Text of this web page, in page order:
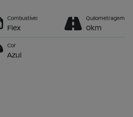
Combustível
Flex
Quilometragem
0km
Cor
Azul